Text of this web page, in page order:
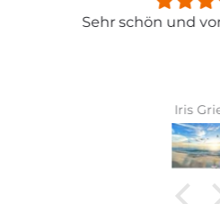
Sehr schön und
Iris